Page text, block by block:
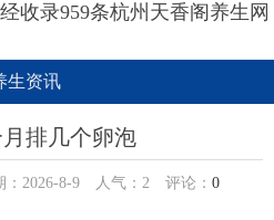
收录959条杭州天香阁养生网
生资讯
排几个卵泡
2026-8-9 人气： 2评论： 0